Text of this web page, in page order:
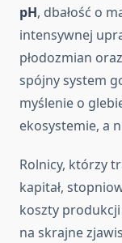
pH, dbałość o
intensywnej
płodozmian
spójny system
myślenie o
ekosystemie, a
Rolnicy, którzy
kapitał,
koszty
na skrajne